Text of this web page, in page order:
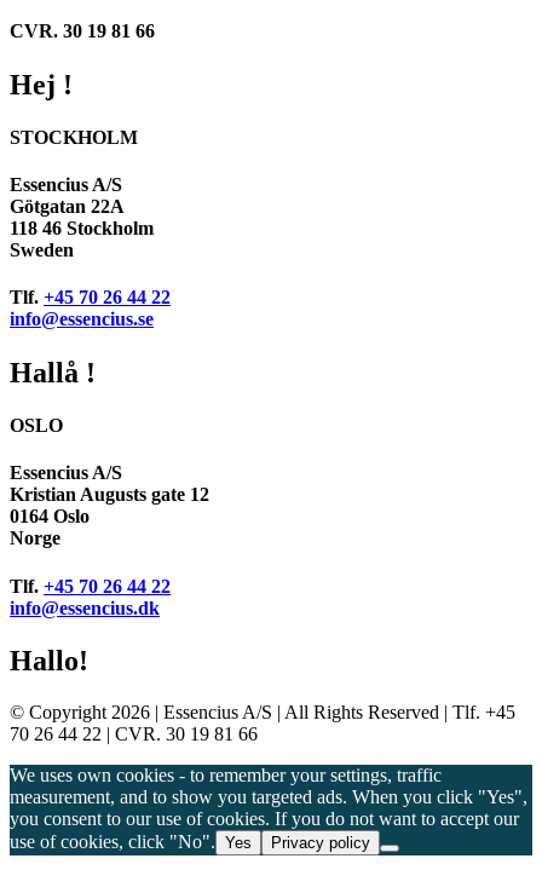
CVR. 30 19 81 66
Hej !
STOCKHOLM
Essencius A/S
Götgatan 22A
118 46 Stockholm
Sweden
Tlf. +45 70 26 44 22
info@essencius.se
Hallå !
OSLO
Essencius A/S
Kristian Augusts gate 12
0164 Oslo
Norge
Tlf. +45 70 26 44 22
info@essencius.dk
Hallo!
© Copyright 2026 | Essencius A/S | All Rights Reserved | Tlf. +45
70 26 44 22 | CVR. 30 19 81 66
We uses own cookies - to remember your settings, traffic
measurement, and to show you targeted ads. When you click "Yes",
you consent to our use of cookies. If you do not want to accept our
use of cookies, click "No". Yes Privacy policy